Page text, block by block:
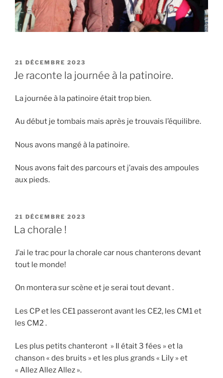
PUBLIÉ
LE
21 DÉCEMBRE 2023
Je raconte la journée à la patinoire.
La journée à la patinoire était trop bien.
Au début je tombais mais après je trouvais l’équilibre.
Nous avons mangé à la patinoire.
Nous avons fait des parcours et j’avais des ampoules
aux pieds.
PUBLIÉ
LE
21 DÉCEMBRE 2023
La chorale !
J’ai le trac pour la chorale car nous chanterons devant
tout le monde!
On montera sur scène et je serai tout devant .
Les CP et les CE1 passeront avant les CE2, les CM1 et
les CM2 .
Les plus petits chanteront » Il était 3 fées » et la
chanson « des bruits » et les plus grands « Lily » et
« Allez Allez Allez ».